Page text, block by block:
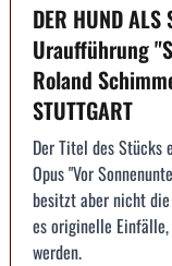
DER HUND ALS
Uraufführung
Roland
STUTTGART
Der Titel des Stücks
Opus "Vor
besitzt aber nicht
es originelle
werden.